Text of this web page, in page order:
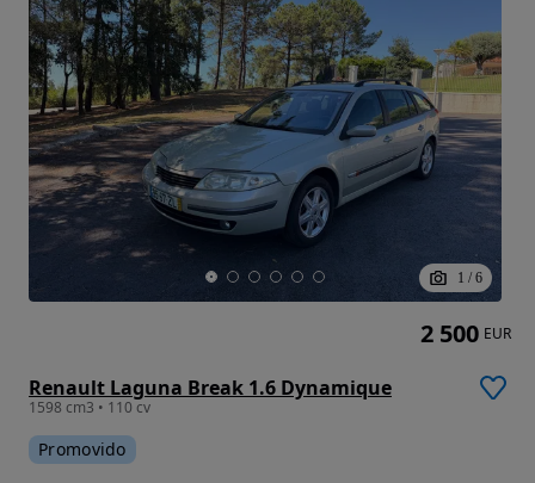
1 / 6
Renault Laguna Break 1.6 Dynamique
1598 cm3 • 110 cv
Promovido
2 500 EUR